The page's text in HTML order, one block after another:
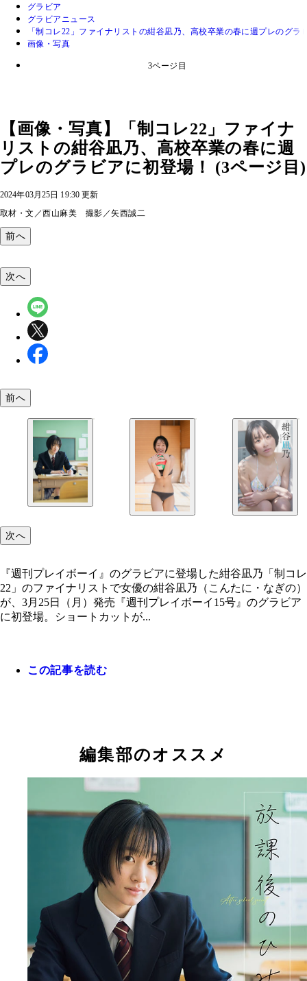
グラビア
グラビアニュース
「制コレ22」ファイナリストの紺谷凪乃、高校卒業の春に週プレのグラ
画像・写真
3ページ目
【画像・写真】「制コレ22」ファイナ
リストの紺谷凪乃、高校卒業の春に週
プレのグラビアに初登場！ (3ページ目)
2024年03月25日 19:30 更新
取材・文／西山麻美 撮影／矢西誠二
前へ
【デジタル限定】紺谷凪乃写真集『放課後のひ
紺谷凪乃デジタル写真集『放課後のひみつ』 撮
次へ
前へ
次へ
『週刊プレイボーイ』のグラビアに登場した紺谷凪乃「制コレ
22」のファイナリストで女優の紺谷凪乃（こんたに・なぎの）
が、3月25日（月）発売『週刊プレイボーイ15号』のグラビア
に初登場。ショートカットが...
この記事を読む
編集部のオススメ